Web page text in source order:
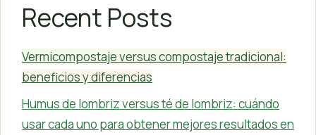
Recent Posts
Vermicompostaje versus compostaje tradicional:
beneficios y diferencias
Humus de lombriz versus té de lombriz: cuándo
usar cada uno para obtener mejores resultados en